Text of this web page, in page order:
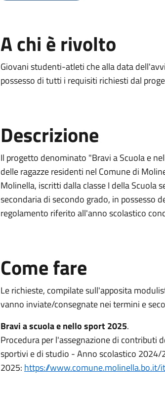
A chi è rivolto
Giovani studenti-atleti che alla data
possesso di tutti i requisiti richiesti dal
Descrizione
Il progetto denominato "Bravi a Scuola e
delle ragazze residenti nel Comune di
Molinella, iscritti dalla classe I della Scuola
secondaria di secondo grado, in possesso
regolamento riferito all'anno scolastico
Come fare
Le richieste, compilate sull'apposita
vanno inviate/consegnate nei termini e
Bravi a scuola e nello sport 2025.
Procedura per l'assegnazione di contributi
sportivi e di studio - Anno scolastico
2025: https://